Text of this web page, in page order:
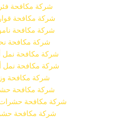
شركة مكافحة
شركة مكافحة
شركة مكافحة
شركة مكافحة
شركة مكافحة نمل
شركة مكافحة نمل
شركة مكافحة
شركة مكافحة
شركة مكافحة
شركة مكافحة